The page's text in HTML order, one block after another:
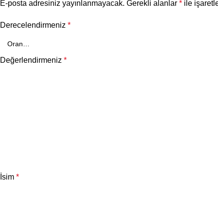
E-posta adresiniz yayınlanmayacak. Gerekli alanlar * ile
Derecelendirmeniz *
Değerlendirmeniz *
İsim *